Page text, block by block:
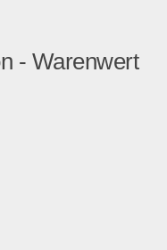
- Warenwert